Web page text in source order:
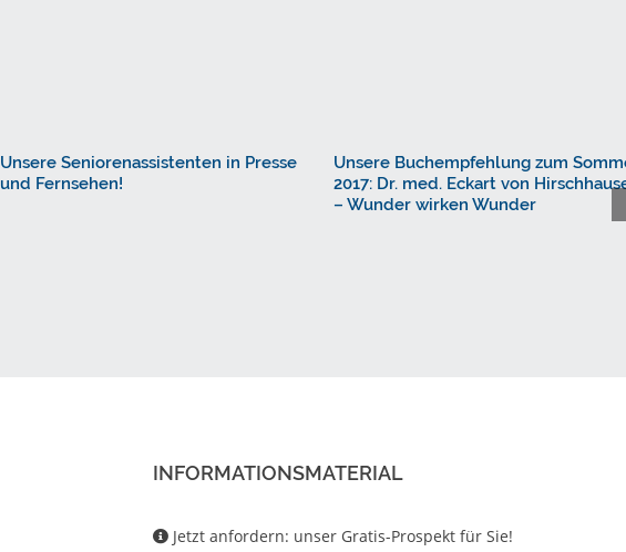
Unsere Seniorenassistenten in Presse
und Fernsehen!
Unsere Buchempfehlung zum
2017: Dr. med. Eckart von
– Wunder wirken Wunder
INFORMATIONSMATERIAL
Jetzt anfordern: unser Gratis-Prospekt für Sie!